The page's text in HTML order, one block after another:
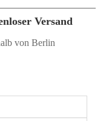
Versand
von Berlin